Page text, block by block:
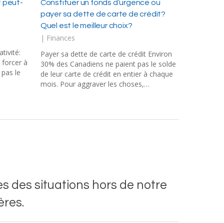
peut-
forcer à
le
Constituer un fonds d’urgence ou
payer sa dette de carte de crédit?
Quel est le meilleur choix?
| Finances
Payer sa dette de carte de crédit Environ
30% des Canadiens ne paient pas le solde
de leur carte de crédit en entier à chaque
mois. Pour aggraver les choses,…
des situations hors de notre